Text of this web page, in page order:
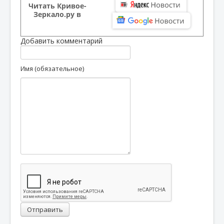
Читать Кривое-
Зеркало.ру в
Добавить комментарий
Имя (обязательное)
Отправить